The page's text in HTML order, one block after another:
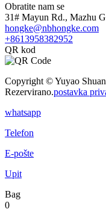
Obratite nam se
31# Mayun Rd., Mazhu
hongke@nbhongke.com
+8613958382952
QR kod
Copyright © Yuyao
Rezervirano.postavka
whatsapp
Telefon
E-pošte
Upit
Bag
0